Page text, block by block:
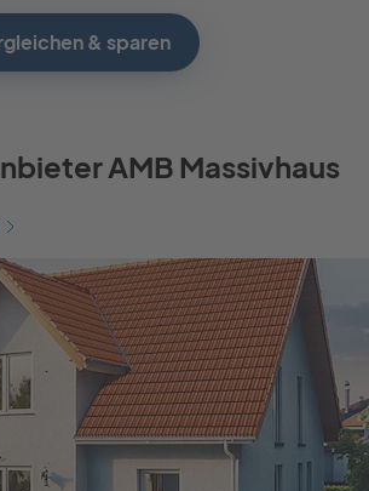
& sparen
AMB Massivhaus